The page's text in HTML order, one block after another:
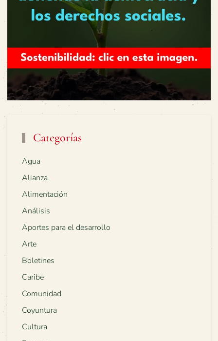
Categorías
Agua
Alianza
Alimentación
Análisis
Aportes para el desarrollo
Arte
Boletines
Caribe
Comunidad
Coyuntura
Cultura